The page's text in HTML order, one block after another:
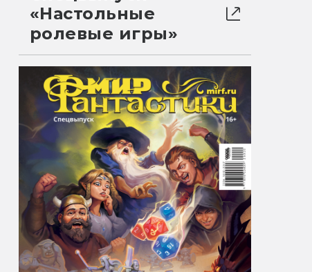
«Настольные
ролевые игры»